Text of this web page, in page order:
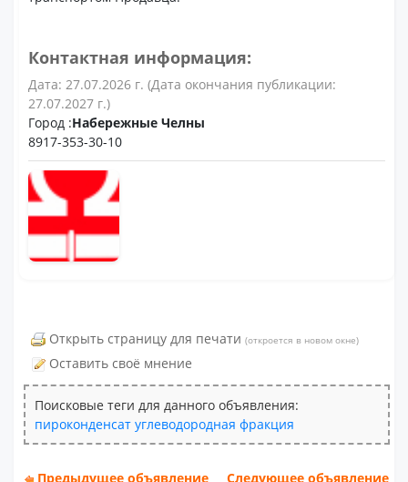
Контактная информация:
Дата: 27.07.2026 г. (Дата окончания публикации:
27.07.2027 г.)
Город :Набережные Челны
8917-353-30-10
Открыть страницу для печати (откроется в новом окне)
Оставить своё мнение
Поисковые теги для данного объявления:
пироконденсат углеводородная фракция
Предыдущее объявление Следующее объявление